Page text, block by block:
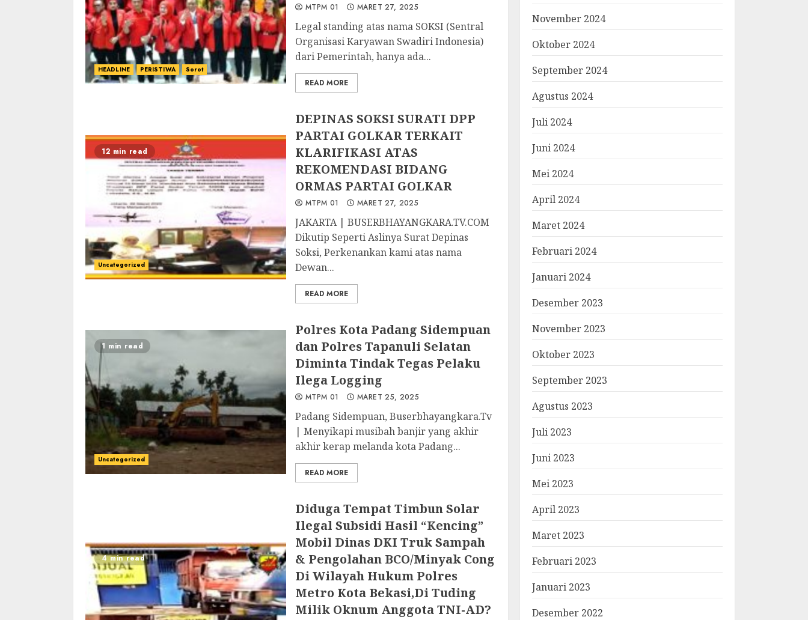
HEADLINE PERISTIWA Sorot
MTPM 01 MARET 27, 2025
Legal standing atas nama SOKSI (Sentral
Organisasi Karyawan Swadiri Indonesia)
dari Pemerintah, hanya ada...
READ MORE
12 min read
Uncategorized
DEPINAS SOKSI SURATI DPP
PARTAI GOLKAR TERKAIT
KLARIFIKASI ATAS
REKOMENDASI BIDANG
ORMAS PARTAI GOLKAR
MTPM 01 MARET 27, 2025
JAKARTA | BUSERBHAYANGKARA.TV.COM
Dikutip Seperti Aslinya Surat Depinas
Soksi, Perkenankan kami atas nama
Dewan...
READ MORE
1 min read
Uncategorized
Polres Kota Padang Sidempuan
dan Polres Tapanuli Selatan
Diminta Tindak Tegas Pelaku
Ilega Logging
MTPM 01 MARET 25, 2025
Padang Sidempuan, Buserbhayangkara.Tv
| Menyikapi musibah banjir yang akhir
akhir kerap melanda kota Padang...
READ MORE
4 min read
Diduga Tempat Timbun Solar
Ilegal Subsidi Hasil “Kencing”
Mobil Dinas DKI Truk Sampah
& Pengolahan BCO/Minyak Cong
Di Wilayah Hukum Polres
Metro Kota Bekasi,Di Tuding
Milik Oknum Anggota TNI-AD?
November 2024
Oktober 2024
September 2024
Agustus 2024
Juli 2024
Juni 2024
Mei 2024
April 2024
Maret 2024
Februari 2024
Januari 2024
Desember 2023
November 2023
Oktober 2023
September 2023
Agustus 2023
Juli 2023
Juni 2023
Mei 2023
April 2023
Maret 2023
Februari 2023
Januari 2023
Desember 2022